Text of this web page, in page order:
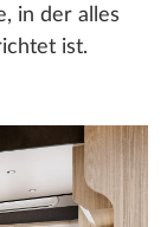
in der alles
ist.